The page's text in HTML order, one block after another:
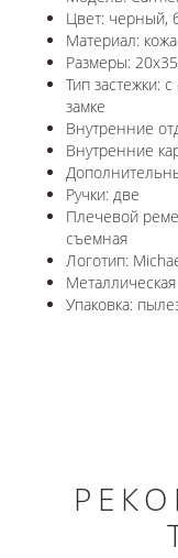
Цвет: черный,
Материал: кожа
Размеры:
Тип застежки:
замке
Внутренние
Внутренние
Ручки: две
Плечевой
съемная
Логотип:
Упаковка: